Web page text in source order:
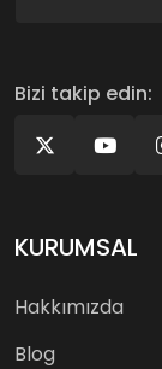
Bizi takip edin:
KURUMSAL
Hakkımızda
Blog